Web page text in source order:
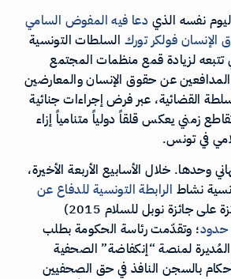
نفسه الذي دعا فيه المفوض السامي
الإنسان فولكر تورك السلطات التونسية
تتبعه لزيادة قمع منظمات المجتمع
عن حقوق الإنسان والمعارضين
القضائية، عبر فرض إجراءات جنائية
زمني يعكس قلقاً دولياً متنامياً إزاء
في تونس.
وحدها. خلال الأسابيع الأربعة الأخيرة،
نشاط الرابطة التونسية للدفاع عن
(الحائزة على جائزة نوبل للسلام 2015)
حدود؛ وتقدّمت رئاسة الحكومة بطلب
لمنصة “إنكفاضة” الصحفية
بالسجن النافذ في حق الصحفيين